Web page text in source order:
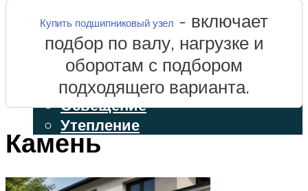
ФАСАДНЫЙ САЙДИНГ
ОСВЕЩЕНИЕ И УТЕПЛЕНИЕ
Освещение
Утепление
ДЕКОР
Купить подшипниковый узел - включает
подбор по валу, нагрузке и
оборотам с подбором
подходящего варианта.
Камень